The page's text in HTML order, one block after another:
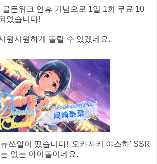
골든위크 연휴 기념으로 1일 1회 무료 10
었습니다!
원시원하게 돌릴 수 있겠네요.
쓰알이 떴습니다! '오카자키 야스하' SSR
없는 아이돌이네요.